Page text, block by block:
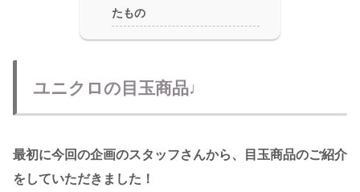
たもの
ユニクロの目玉商品♩
最初に今回の企画のスタッフさんから、目玉商品のご紹介
をしていただきました！